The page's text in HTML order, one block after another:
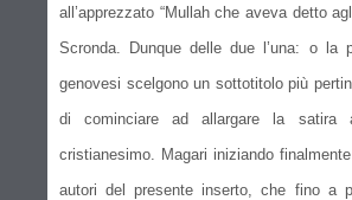
all’apprezzato “Mullah che aveva detto
Scronda. Dunque delle due l’una: o la
genovesi scelgono un sottotitolo più
di cominciare ad allargare la satira
cristianesimo. Magari iniziando
autori del presente inserto, che fino a